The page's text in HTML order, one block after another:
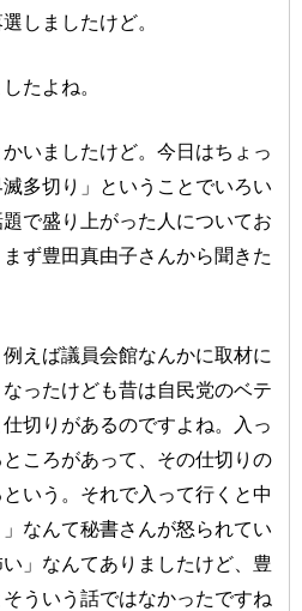
しましたけど。
たよね。
いましたけど。今日はちょっ
多切り」ということでいろい
で盛り上がった人についてお
ず豊田真由子さんから聞きた
えば議員会館なんかに取材に
ったけども昔は自民党のベテ
切りがあるのですよね。入っ
ころがあって、その仕切りの
いう。それで入って行くと中
なんて秘書さんが怒られてい
」なんてありましたけど、豊
ういう話ではなかったですね